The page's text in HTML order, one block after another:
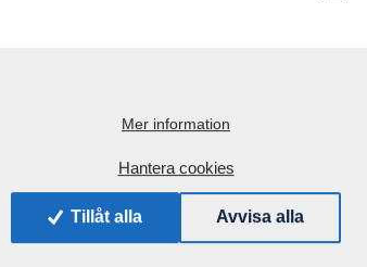
Mer information
Hantera cookies
Tillåt alla Avvisa alla